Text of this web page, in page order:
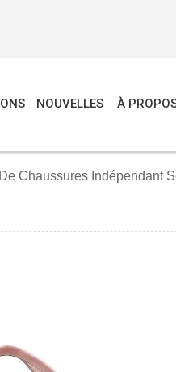
NOUVELLES À
Chaussures Indépendant